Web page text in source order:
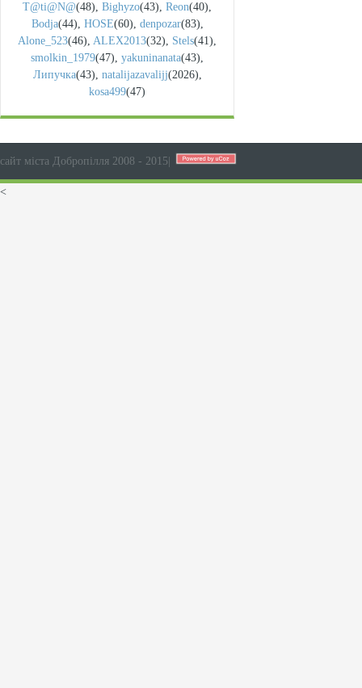
T@ti@N@(48), Bighyzo(43), Reon(40),
Bodja(44), HOSE(60), denpozar(83),
Alone_523(46), ALEX2013(32), Stels(41),
smolkin_1979(47), yakuninanata(43),
Липучка(43), natalijazavalijj(2026),
kosa499(47)
сайт міста Добропілля 2008 - 2015
<